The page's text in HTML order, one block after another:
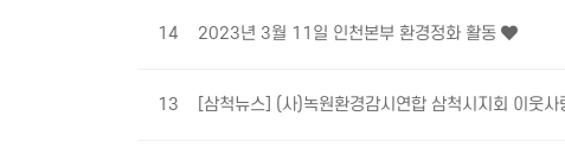
14 2023년 3월 11일 인천본부 환경정화 활동
13 [삼척뉴스] (사)녹원환경감시연합 삼척시지회 이웃